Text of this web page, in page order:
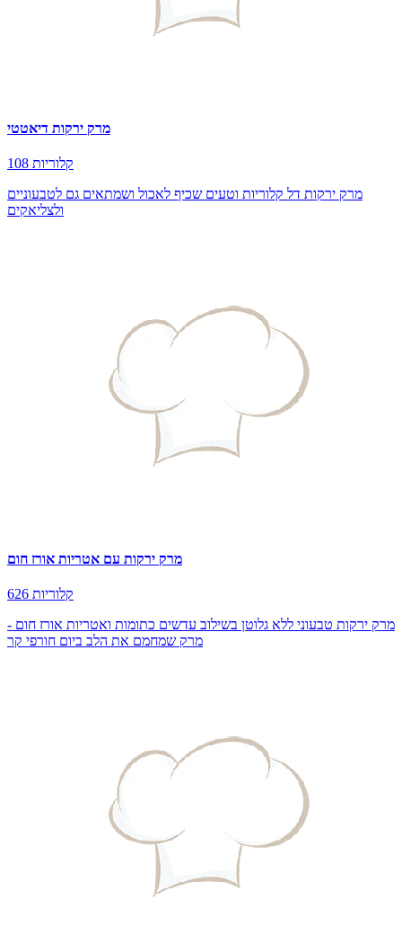
מרק ירקות דיאטטי
108 קלוריות
מרק ירקות דל קלוריות וטעים שכיף לאכול ושמתאים גם לטבעוניים
ולצליאקים
מרק ירקות עם אטריות אורז חום
626 קלוריות
מרק ירקות טבעוני ללא גלוטן בשילוב עדשים כתומות ואטריות אורז חום -
מרק שמחמם את הלב ביום חורפי קר